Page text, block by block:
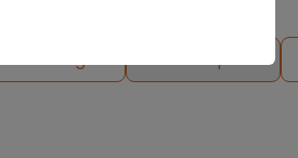
de origen Solicitar pieza